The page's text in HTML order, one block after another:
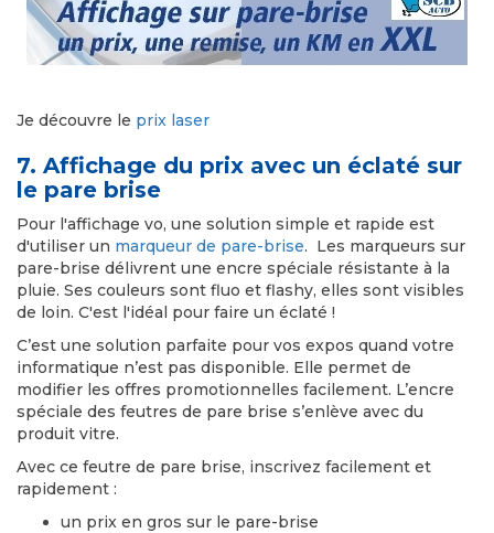
Je découvre le prix laser
7. Affichage du prix avec un éclaté sur
le pare brise
Pour l'affichage vo, une solution simple et rapide est
d'utiliser un marqueur de pare-brise. Les marqueurs sur
pare-brise délivrent une encre spéciale résistante à la
pluie. Ses couleurs sont fluo et flashy, elles sont visibles
de loin. C'est l'idéal pour faire un éclaté !
C’est une solution parfaite pour vos expos quand votre
informatique n’est pas disponible. Elle permet de
modifier les offres promotionnelles facilement. L’encre
spéciale des feutres de pare brise s’enlève avec du
produit vitre.
Avec ce feutre de pare brise, inscrivez facilement et
rapidement :
un prix en gros sur le pare-brise